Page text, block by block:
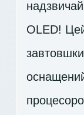
OLED!